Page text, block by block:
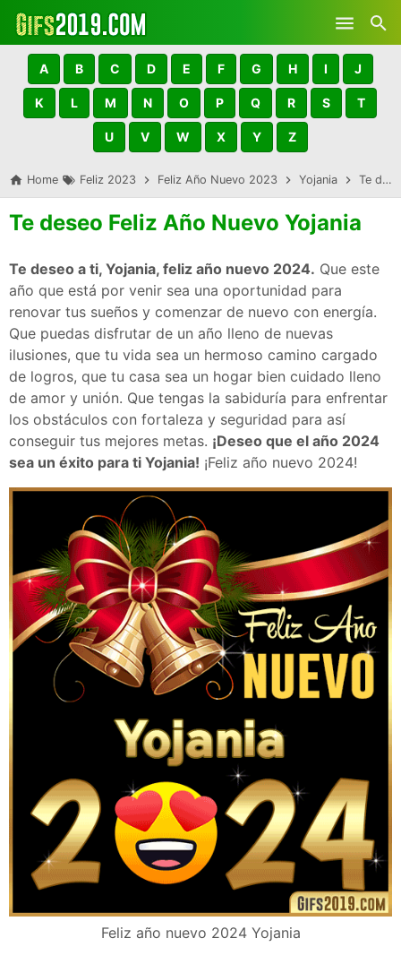
Skip to main content
A B C D E F G H I J
K L M N O P Q R S T
U V W X Y Z
Home Feliz 2023 Feliz Año Nuevo 2023 Yojania Te deseo Feliz Año Nuevo Yojania
Te deseo Feliz Año Nuevo Yojania
Te deseo a ti, Yojania, feliz año nuevo 2024. Que este
año que está por venir sea una oportunidad para
renovar tus sueños y comenzar de nuevo con energía.
Que puedas disfrutar de un año lleno de nuevas
ilusiones, que tu vida sea un hermoso camino cargado
de logros, que tu casa sea un hogar bien cuidado lleno
de amor y unión. Que tengas la sabiduría para enfrentar
los obstáculos con fortaleza y seguridad para así
conseguir tus mejores metas. ¡Deseo que el año 2024
sea un éxito para ti Yojania! ¡Feliz año nuevo 2024!
Feliz año nuevo 2024 Yojania